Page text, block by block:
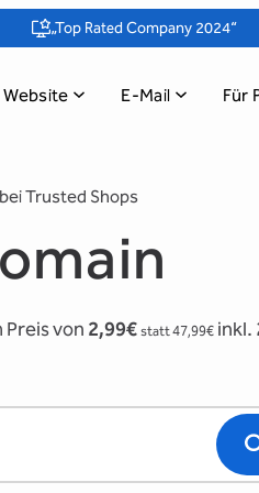
„Top Rated Company 2024“
Website E-Mail Für
Trusted Shops
von 2,99€ statt 47,99€inkl.